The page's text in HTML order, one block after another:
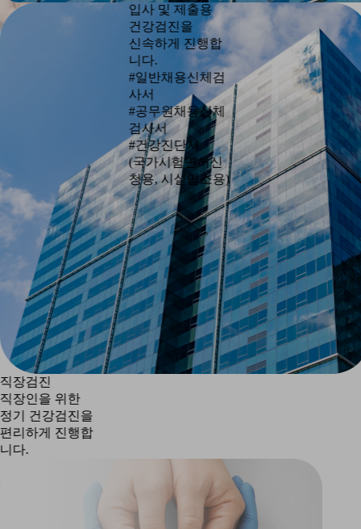
직장인을 위한
정기 건강검진을
편리하게 진행합
니다.
입사 및 제출용
건강검진을
신속하게 진행합
니다.
#일반채용신체검
사서
#공무원채용신체
검사서
#건강진단서
(국가시험면허신
청용, 시설입소용)
국가건강검진
국가에서 시행하는
건강검진으로
연령별 필수 검진을
제공합니다.